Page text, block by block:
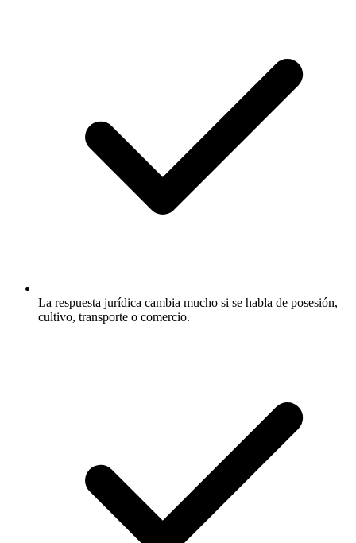
La respuesta jurídica cambia mucho si se habla de posesión,
cultivo, transporte o comercio.